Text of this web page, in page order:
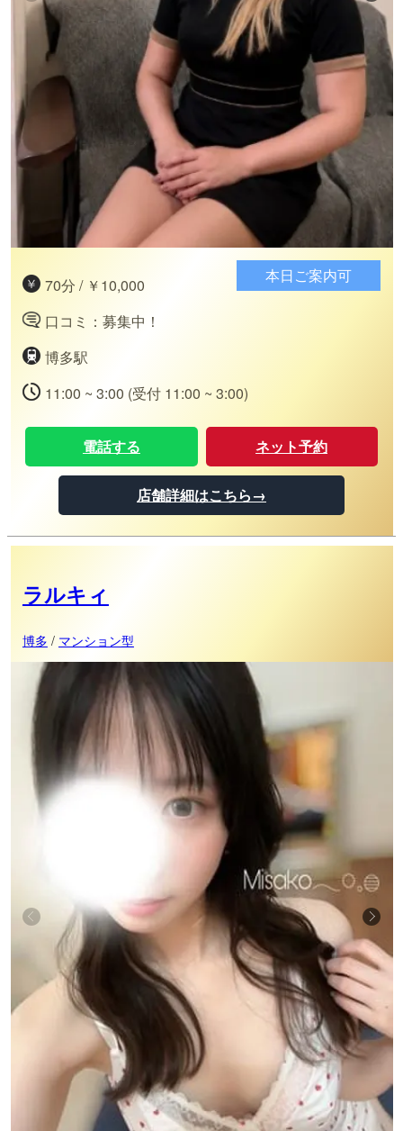
70分 / ￥10,000
口コミ：募集中！
博多駅
11:00 ~ 3:00 (受付 11:00 ~ 3:00)
本日ご案内可
電話する ネット予約
店舗詳細はこちら→
ラルキィ
博多 / マンション型